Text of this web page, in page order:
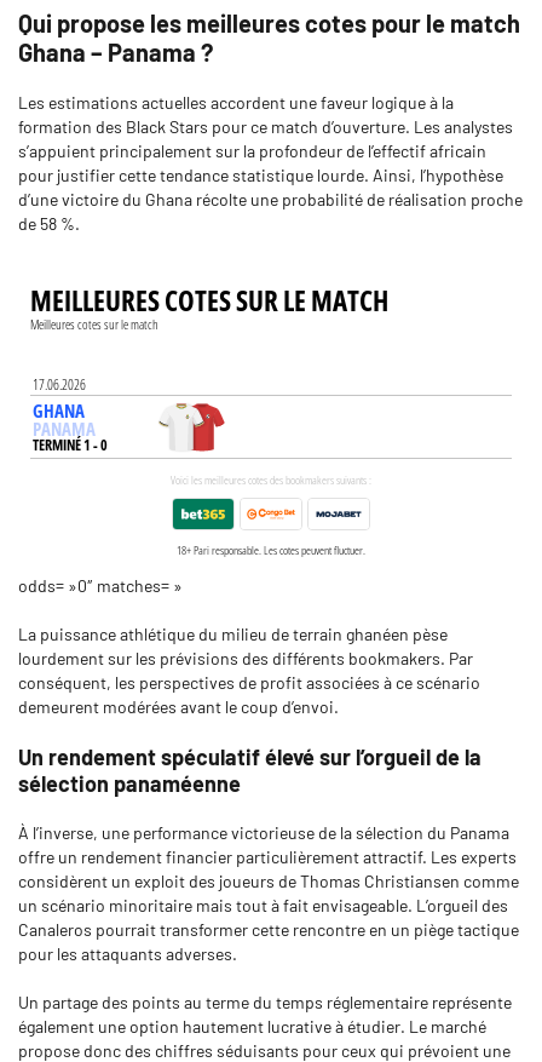
Qui propose les meilleures cotes pour le match
Ghana – Panama ?
Les estimations actuelles accordent une faveur logique à la
formation des Black Stars pour ce match d’ouverture. Les analystes
s’appuient principalement sur la profondeur de l’effectif africain
pour justifier cette tendance statistique lourde. Ainsi, l’hypothèse
d’une victoire du Ghana récolte une probabilité de réalisation proche
de 58 %.
odds= »0″ matches= »
La puissance athlétique du milieu de terrain ghanéen pèse
lourdement sur les prévisions des différents bookmakers. Par
conséquent, les perspectives de profit associées à ce scénario
demeurent modérées avant le coup d’envoi.
Un rendement spéculatif élevé sur l’orgueil de la
sélection panaméenne
À l’inverse, une performance victorieuse de la sélection du Panama
offre un rendement financier particulièrement attractif. Les experts
considèrent un exploit des joueurs de Thomas Christiansen comme
un scénario minoritaire mais tout à fait envisageable. L’orgueil des
Canaleros pourrait transformer cette rencontre en un piège tactique
pour les attaquants adverses.
Un partage des points au terme du temps réglementaire représente
également une option hautement lucrative à étudier. Le marché
propose donc des chiffres séduisants pour ceux qui prévoient une